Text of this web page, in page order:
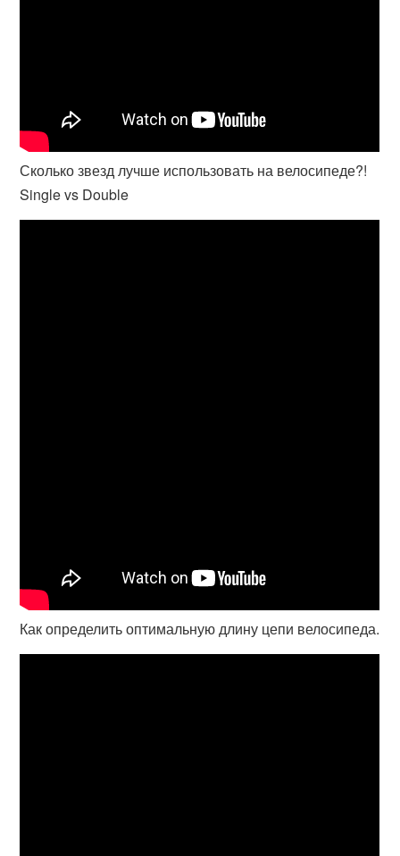
Сколько звезд лучше использовать на велосипеде?!
Single vs Double
Как определить оптимальную длину цепи велосипеда.